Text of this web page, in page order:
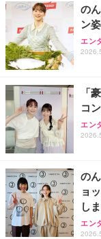
エレ
0kg
ニタ
IVE
￥
の
ン
エン
「
コ
エン
の
ョ
し
エン